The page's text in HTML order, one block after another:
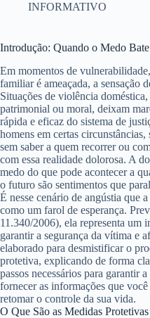
INFORMATIVO
Introdução: Quando o Medo
Em momentos de
familiar é ameaçada, a sensação
Situações de violência
patrimonial ou moral, deixam
rápida e eficaz do sistema de
homens em certas
sem saber a quem recorrer ou
com essa realidade dolorosa. A
medo do que pode acontecer a
o futuro são sentimentos que
É nesse cenário de angústia que a
como um farol de esperança.
11.340/2006), ela representa um
garantir a segurança da vítima e
elaborado para desmistificar o
protetiva, explicando de forma
passos necessários para garantir
fornecer as informações que
retomar o controle da sua vida.
O Que São as Medidas